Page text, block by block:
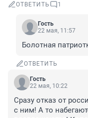
ОТВЕТИТЬ 1
Гость
22 мая, 11:57
Болотная
ОТВЕТИТЬ
Гость
22 мая, 10:22
Сразу отказ от
с ним! А то